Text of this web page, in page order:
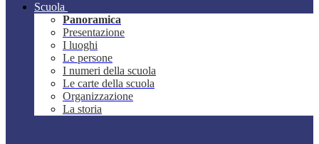
Scuola
Panoramica
Presentazione
I luoghi
Le persone
I numeri della scuola
Le carte della scuola
Organizzazione
La storia